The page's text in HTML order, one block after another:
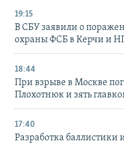
19:15
В СБУ заявили о
охраны ФСБ в Керчи и
18:44
При взрыве в Москве
Плохотнюк и зять
17:40
Разработка баллистики